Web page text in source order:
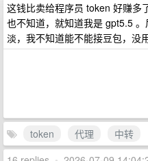
这钱比卖给程序员 token 好赚多
也不知道，就知道我是 gpt5.5
淡，我不知道能不能接豆包，没用
token 代理
中转